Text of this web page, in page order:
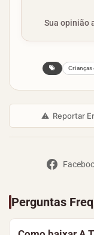
Sua opinião
Crianças
⚠ Reportar
Perguntas